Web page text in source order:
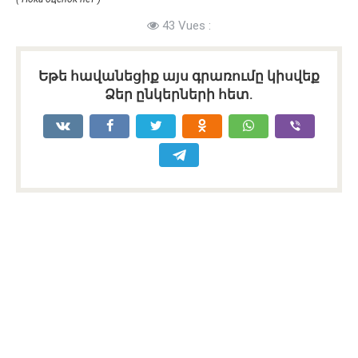
43 Vues :
Եթե հավանեցիք այս գրառումը կիսվեք
Ձեր ընկերների հետ.